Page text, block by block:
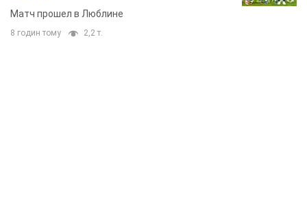
Матч прошел в Люблине
8 годин тому 2,2 т.